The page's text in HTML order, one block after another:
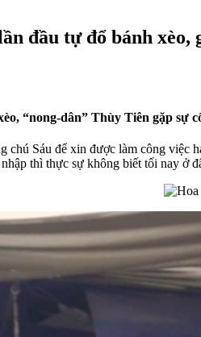
đầu tự đổ bánh xèo,
“nong-dân” Thùy Tiên gặp sự
chú Sáu để xin được làm công
thì thực sự không biết tối nay ở